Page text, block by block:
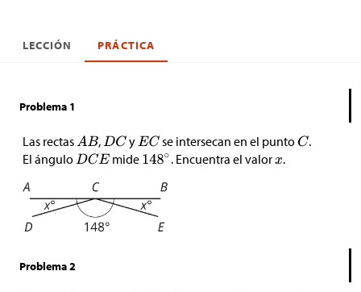
LECCIÓN PRÁCTICA
Problema 1
Las rectas , y se intersecan en el punto
.
El ángulo
mide . Encuentra el valor .
Problema 2